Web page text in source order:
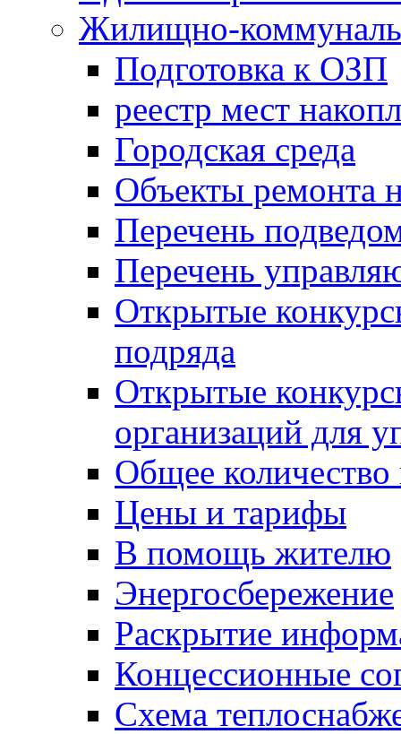
Жилищно-
Подготовка к ОЗП
реестр мест
Городская среда
Объекты ремонта
Перечень
Перечень
Открытые
подряда
Открытые
организаций для
Общее
Цены и тарифы
В помощь жителю
Энергосбережение
Раскрытие
Концессионные
Схема